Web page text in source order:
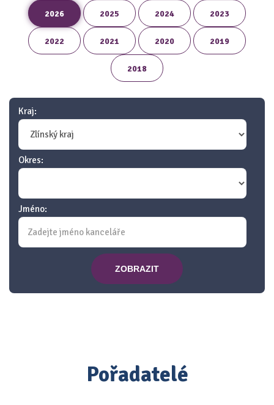
2026 2025 2024 2023
2022 2021 2020 2019
2018
Kraj:
Okres:
Jméno:
ZOBRAZIT
Pořadatelé